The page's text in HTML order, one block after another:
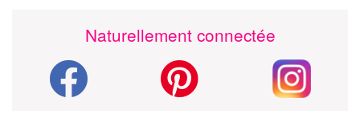
Naturellement connectée